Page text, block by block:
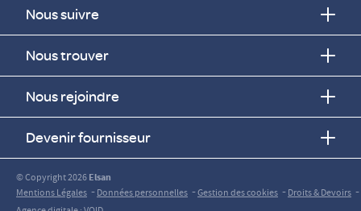
Nous suivre
Nous trouver
Nous rejoindre
Devenir fournisseur
© Copyright 2026Elsan
Mentions Légales -Données personnelles -Gestion des cookies -Droits & Devoirs -